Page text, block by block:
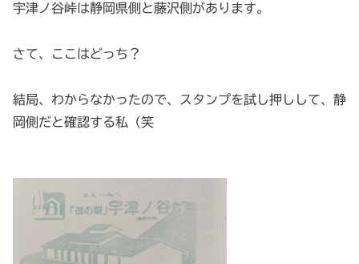
宇津ノ谷峠は静岡県側と藤沢側があります。
さて、ここはどっち？
結局、わからなかったので、スタンプを試し押しして、静
岡側だと確認する私（笑